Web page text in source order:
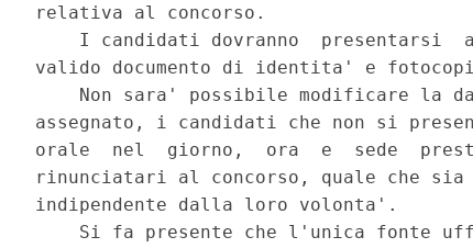
relativa al concorso.
I candidati dovranno  presentarsi
valido documento di identita' e
Non sara' possibile modificare la
assegnato, i candidati che non si
orale  nel  giorno,  ora  e  sede
rinunciatari al concorso, quale che sia
indipendente dalla loro volonta'.
Si fa presente che l'unica fonte